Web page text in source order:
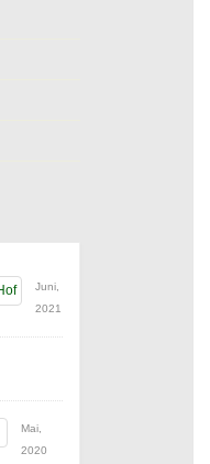
Juni,
2021
Mai,
2020